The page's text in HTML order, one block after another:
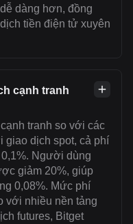
dàng hơn, đồng
tiền điện tử xuyên
cạnh tranh
tranh so với các
giao dịch spot, cả phí
Người dùng
giảm 20%, giúp
0,08%. Mức phí
với nhiều nền tảng
futures, Bitget